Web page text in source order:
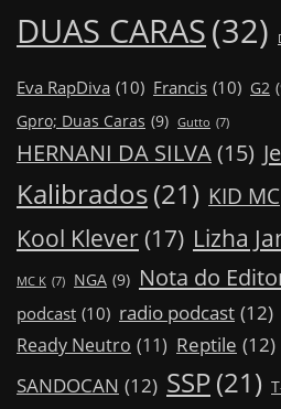
DUAS CARAS(32)
Eva RapDiva (10) Francis (10) G2
Gpro; Duas Caras (9) Gutto (7)
HERNANI DA SILVA(15)
Kalibrados(21) KID MC
Kool Klever (17) Lizha
MC K (7) NGA (9) Nota do
podcast (10) radio podcast (12)
Ready Neutro (11) Reptile (12)
SANDOCAN (12) SSP(21)